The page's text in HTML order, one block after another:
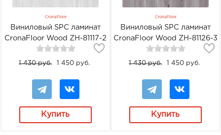
CronaFloor
Виниловый SPC ламинат
CronaFloor Wood ZH-81117-2
Дуб белёный
1 430 руб. 1 450 руб.
Купить
CronaFloor
Виниловый SPC ламинат
CronaFloor Wood ZH-81126-3
Дуб Хельсинки
1 430 руб. 1 450 руб.
Купить